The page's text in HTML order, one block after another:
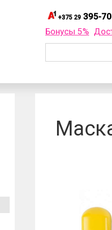
+375 29 395-
+375 29
обработки
принимаю
Бонусы 5%